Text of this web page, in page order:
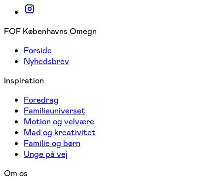
FOF Københavns Omegn
Forside
Nyhedsbrev
Inspiration
Foredrag
Familieuniverset
Motion og velvære
Mad og kreativitet
Familie og børn
Unge på vej
Om os